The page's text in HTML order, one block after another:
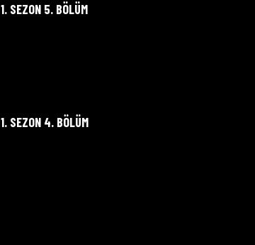
1. SEZON 5. BÖLÜM
1. SEZON 4. BÖLÜM